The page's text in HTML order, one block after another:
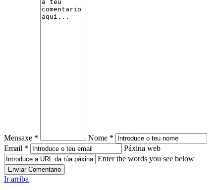
Mensaxe *
Nome *
Email *
Páxina web
Enter the words you see below
Ir arriba